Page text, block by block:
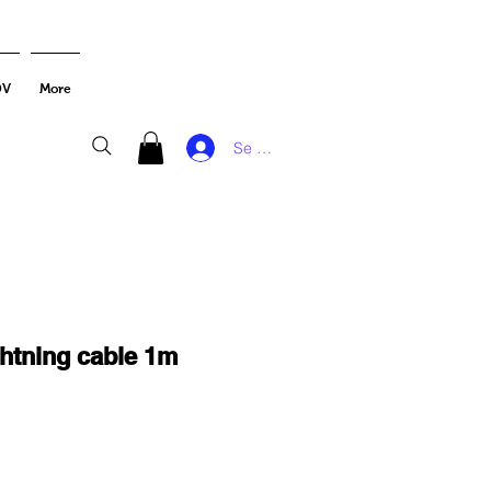
More
Se connecter
cable 1m